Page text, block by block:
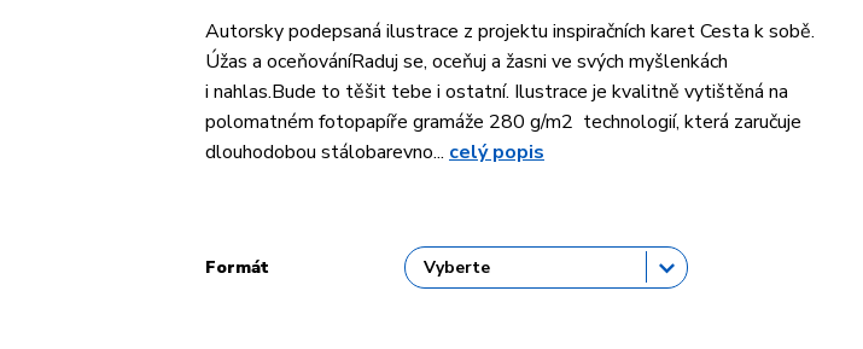
Autorsky podepsaná ilustrace z projektu inspiračních karet Cesta k sobě.
Úžas a oceňováníRaduj se, oceňuj a žasni ve svých myšlenkách
i nahlas.Bude to těšit tebe i ostatní. Ilustrace je kvalitně vytištěná na
polomatném fotopapíře gramáže 280 g/m2 technologií, která zaručuje
dlouhodobou stálobarevno... celý popis
Formát